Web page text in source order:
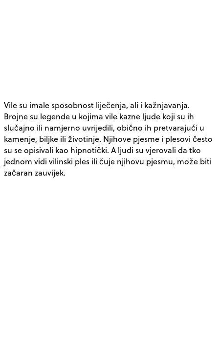
Vile su imale sposobnost liječenja, ali i kažnjavanja.
Brojne su legende u kojima vile kazne ljude koji su ih
slučajno ili namjerno uvrijedili, obično ih pretvarajući u
kamenje, biljke ili životinje. Njihove pjesme i plesovi često
su se opisivali kao hipnotički. A ljudi su vjerovali da tko
jednom vidi vilinski ples ili čuje njihovu pjesmu, može biti
začaran zauvijek.